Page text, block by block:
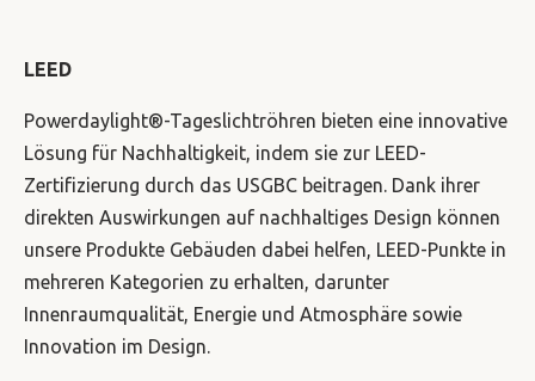
LEED
Powerdaylight®-Tageslichtröhren bieten eine innovative
Lösung für Nachhaltigkeit, indem sie zur LEED-
Zertifizierung durch das USGBC beitragen. Dank ihrer
direkten Auswirkungen auf nachhaltiges Design können
unsere Produkte Gebäuden dabei helfen, LEED-Punkte in
mehreren Kategorien zu erhalten, darunter
Innenraumqualität, Energie und Atmosphäre sowie
Innovation im Design.